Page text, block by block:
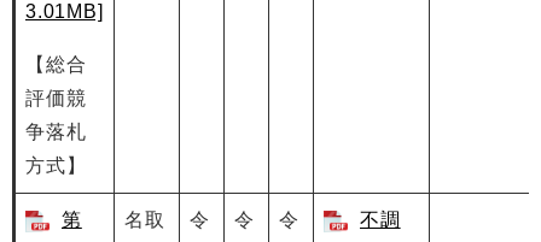
3.01MB]
【総合
評価競
争落札
方式】
第
名取
令
令
令
不調